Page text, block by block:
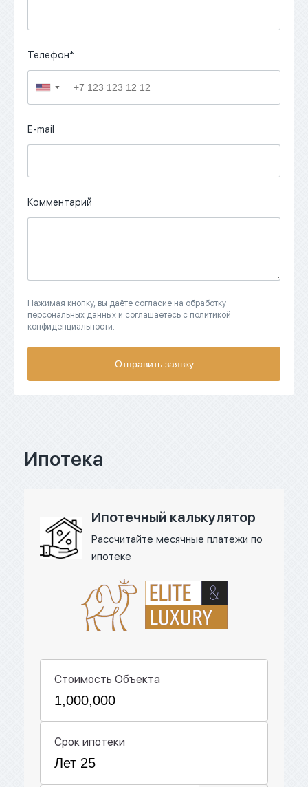
Телефон*
▼
E-mail
Комментарий
Нажимая кнопку, вы даёте согласие на обработку
персональных данных и соглашаетесь с политикой
конфиденциальности.
Отправить заявку
Ипотека
Ипотечный калькулятор
Рассчитайте месячные платежи по
ипотеке
Стоимость Объекта
Срок ипотеки